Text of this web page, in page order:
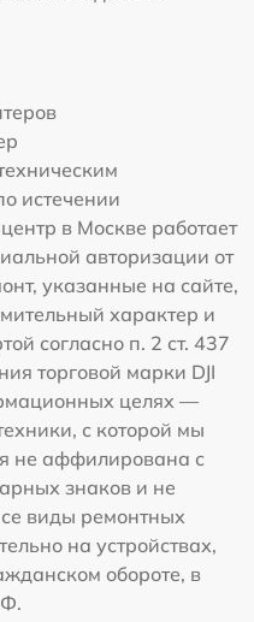
истечении
в Москве работает
авторизации от
указанные на сайте,
характер и
согласно п. 2 ст. 437
торговой марки DJI
целях —
с которой мы
не аффилирована с
знаков и не
виды ремонтных
на устройствах,
обороте, в